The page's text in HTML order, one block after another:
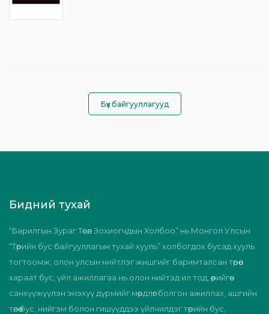
Бүх байгууллагууд
Бидний тухай
“Барилгын Зураг Төсөл Зохиогчдын Холбоо” нь Монгол Улсын
“Төрийн бус байгууллагын тухай хууль” холбогдох бусад хууль
тогтоомж, олон улсын нийтлэг жишгийг баримталсан төрөөс
хараат бус, үйл ажиллагаа нь олон нийтэд ил тод, өөрийгөө
санхүүжүүлэн энэхүү дүрмийг мөрдлөг болгон ажиллах, ашгийн
төлөө бус, нийгэм болон гишүүддээ үйлчилдэг төрийн бус,